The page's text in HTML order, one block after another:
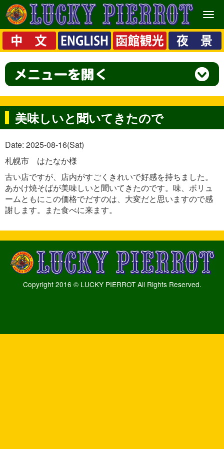
メ
ニ
ュ
ー
美味しいと聞いてきたので
Date: 2025-08-16(Sat)
札幌市 はたなか様
古い店ですが、店内がすごくきれいで好感を持ちました。
あかけ焼そばが美味しいと聞いてきたのです。味、ボリュ
ームともにこの価格でだすのは、大変だと思いますので感
謝します。また食べに来ます。
Copyright 2016 © LUCKY PIERROT All Rights Reserved.